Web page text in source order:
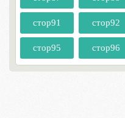
стор91 стор92
стор95 стор96